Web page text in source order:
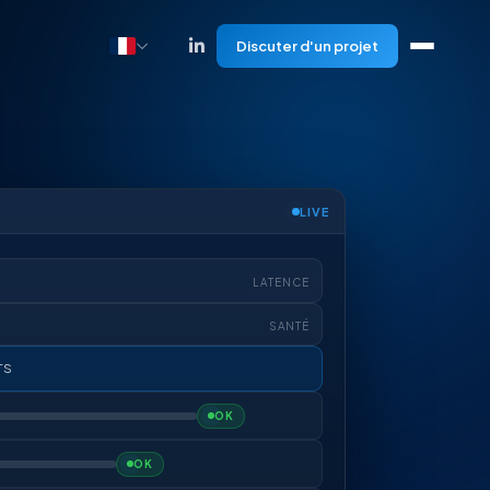
Discuter d'un projet
LIVE
LATENCE
SANTÉ
OK
OK